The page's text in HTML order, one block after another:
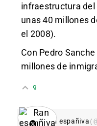
infraestructura
unas 40 millones
el 2008).
Con Pedro
millones de
9
Ran españiva